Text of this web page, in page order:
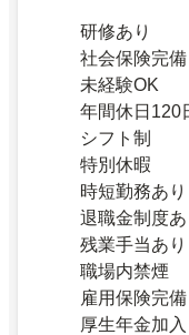
研修あり
社会保険完備
未経験OK
年間休日120
シフト制
特別休暇
時短勤務あり
退職金制度あ
残業手当あり
職場内禁煙
雇用保険完備
厚生年金加入